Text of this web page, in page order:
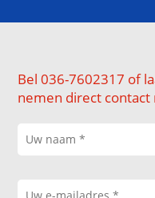
Bel 036-7602317 of
nemen direct contact